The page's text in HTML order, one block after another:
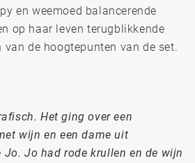
en weemoed balancerende
op haar leven terugblikkende
van de hoogtepunten van de set.
Het ging over een
wijn en een dame uit
Jo. Jo had rode krullen en de wijn